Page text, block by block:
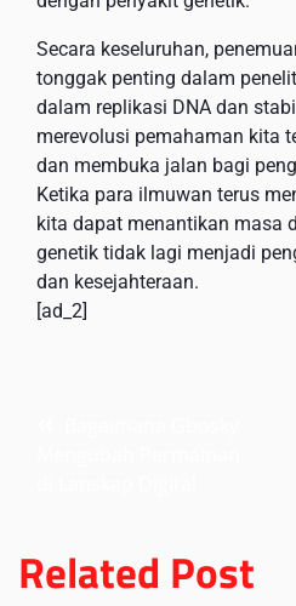
Secara keseluruhan,
tonggak penting dalam
dalam replikasi DNA dan
merevolusi pemahaman kita
dan membuka jalan bagi
Ketika para ilmuwan terus
kita dapat menantikan masa
genetik tidak lagi menjadi
dan kesejahteraan.
[ad_2]
Related Post